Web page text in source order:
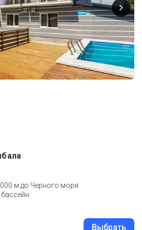
м до Черного моря
Выбрать